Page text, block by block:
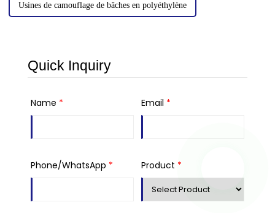
Usines de camouflage de bâches en polyéthylène
Quick Inquiry
Name * Email *
Phone/WhatsApp * Product *